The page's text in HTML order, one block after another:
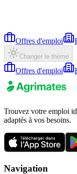
Offres d'emploi
Changer le thème
Offres d'emploi
Trouvez votre emploi
adaptés à vos besoins.
Navigation